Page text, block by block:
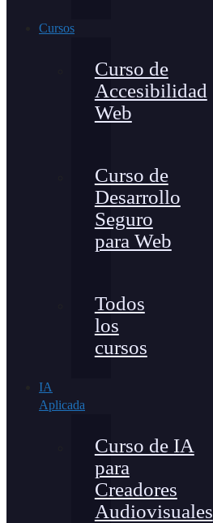
Cursos
Curso de
Accesibilidad
Web
Curso de
Desarrollo
Seguro
para Web
Todos
los
cursos
IA
Aplicada
Curso de IA
para
Creadores
Audiovisuales